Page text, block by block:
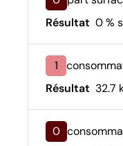
Résultat 0 %
1
Résultat 32.7
0